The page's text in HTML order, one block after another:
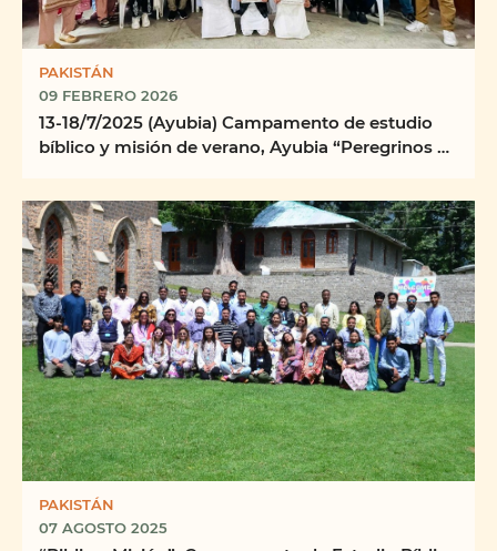
PAKISTÁN
09 FEBRERO 2026
13-18/7/2025 (Ayubia) Campamento de estudio
bíblico y misión de verano, Ayubia “Peregrinos y
PAKISTÁN
07 AGOSTO 2025